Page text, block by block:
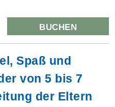
BUCHEN
Spaß und
von 5 bis 7
der Eltern